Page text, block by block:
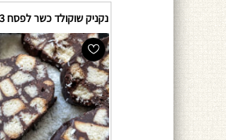
נקניק שוקולד כשר לפסח 3 מרכיבים